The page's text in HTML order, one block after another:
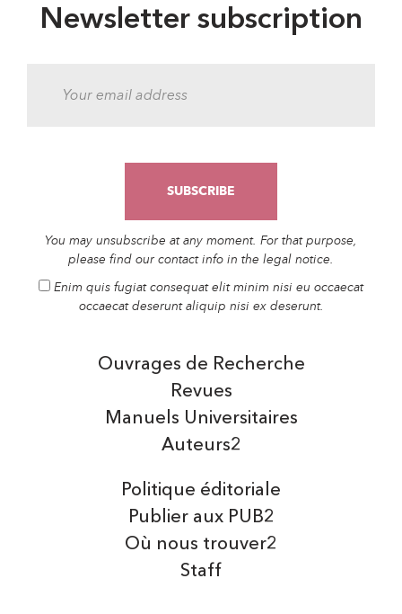
Newsletter subscription
You may unsubscribe at any moment. For that purpose,
please find our contact info in the legal notice.
Enim quis fugiat consequat elit minim nisi eu occaecat
occaecat deserunt aliquip nisi ex deserunt.
Auteurs2
Manuels Universitaires
Ouvrages de Recherche
Revues
Politique éditoriale
Publier aux PUB2
Où nous trouver2
Staff